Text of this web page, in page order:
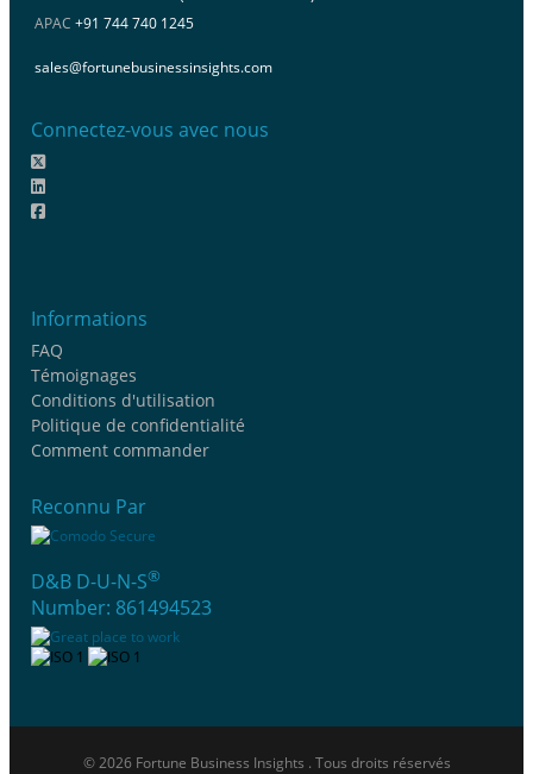
APAC +91 744 740 1245
sales@fortunebusinessinsights.com
Connectez-vous avec nous
Informations
FAQ
Témoignages
Conditions d'utilisation
Politique de confidentialité
Comment commander
Reconnu Par
D&B D-U-N-S®
Number: 861494523
© 2026 Fortune Business Insights . Tous droits réservés